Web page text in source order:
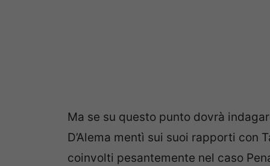
Ma se su questo punto dovrà
D’Alema mentì sui suoi rapporti con
coinvolti pesantemente nel caso